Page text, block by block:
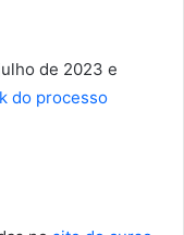
de 2023 e
do processo